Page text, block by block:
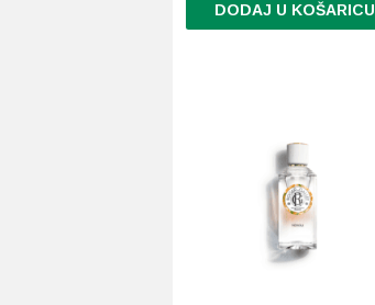
DODAJ U KOŠARICU